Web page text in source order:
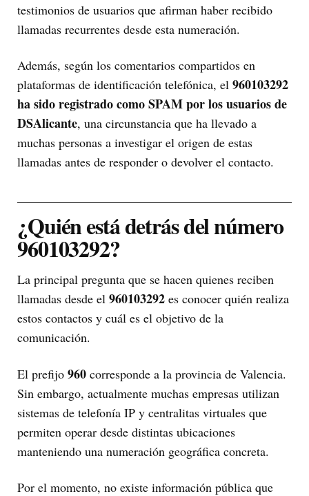
testimonios de usuarios que afirman haber recibido
llamadas recurrentes desde esta numeración.
Además, según los comentarios compartidos en
plataformas de identificación telefónica, el 960103292
ha sido registrado como SPAM por los usuarios de
DSAlicante, una circunstancia que ha llevado a
muchas personas a investigar el origen de estas
llamadas antes de responder o devolver el contacto.
¿Quién está detrás del número
960103292?
La principal pregunta que se hacen quienes reciben
llamadas desde el 960103292 es conocer quién realiza
estos contactos y cuál es el objetivo de la
comunicación.
El prefijo 960 corresponde a la provincia de Valencia.
Sin embargo, actualmente muchas empresas utilizan
sistemas de telefonía IP y centralitas virtuales que
permiten operar desde distintas ubicaciones
manteniendo una numeración geográfica concreta.
Por el momento, no existe información pública que